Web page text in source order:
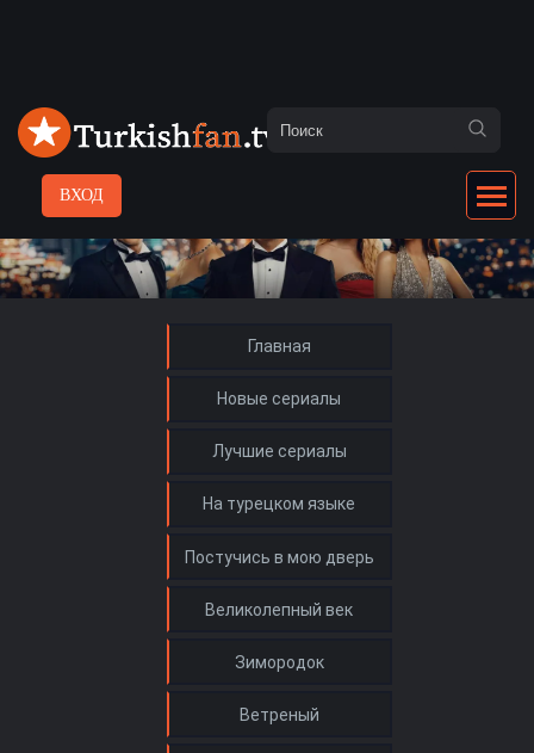
ВХОД
Главная
Новые сериалы
Лучшие сериалы
На турецком языке